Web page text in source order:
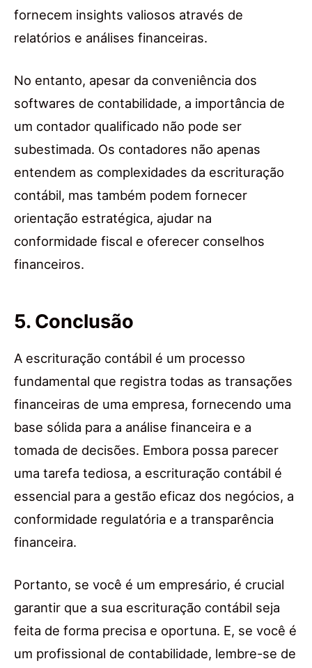
fornecem insights valiosos através de
relatórios e análises financeiras.
No entanto, apesar da conveniência dos
softwares de contabilidade, a importância de
um contador qualificado não pode ser
subestimada. Os contadores não apenas
entendem as complexidades da escrituração
contábil, mas também podem fornecer
orientação estratégica, ajudar na
conformidade fiscal e oferecer conselhos
financeiros.
5. Conclusão
A escrituração contábil é um processo
fundamental que registra todas as transações
financeiras de uma empresa, fornecendo uma
base sólida para a análise financeira e a
tomada de decisões. Embora possa parecer
uma tarefa tediosa, a escrituração contábil é
essencial para a gestão eficaz dos negócios, a
conformidade regulatória e a transparência
financeira.
Portanto, se você é um empresário, é crucial
garantir que a sua escrituração contábil seja
feita de forma precisa e oportuna. E, se você é
um profissional de contabilidade, lembre-se de